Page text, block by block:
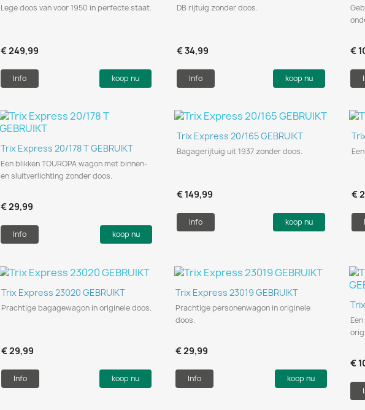
Lege doos van voor 1950 in perfecte staat.
€ 249,99
Info koop nu
DB rijtuig zonder doos.
€ 34,99
Info koop nu
€
Snel bekijken
Trix Express 20/178 T GEBRUIKT
Een blikken TOUROPA wagon met binnen-
en sluitverlichting zonder doos.
€ 29,99
Info koop nu
Snel bekijken
Trix Express 20/165 GEBRUIKT
Bagagerijtuig uit 1937 zonder doos.
€ 149,99
Info koop nu
€
Snel bekijken
Trix Express 23020 GEBRUIKT
Prachtige bagagewagon in originele doos.
€ 29,99
Info koop nu
Snel bekijken
Trix Express 23019 GEBRUIKT
Prachtige personenwagon in originele
doos.
€ 29,99
Info koop nu
€